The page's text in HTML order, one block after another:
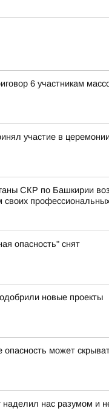
6 участникам
участие в
СКР по Башкирии
своих
опасность" снят
новые проекты
может
наделил нас разумом и